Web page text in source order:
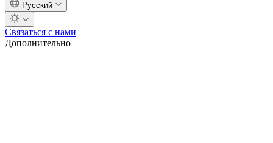
Русский
Связаться с нами
Дополнительно